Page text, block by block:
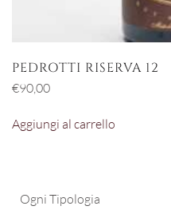
PEDROTTI RISERVA 12
€90,00
Aggiungi al carrello